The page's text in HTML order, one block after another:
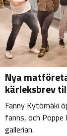
Nya
kärleksbrev
Fanny Kytömäki
fanns, och Poppe
gallerian.